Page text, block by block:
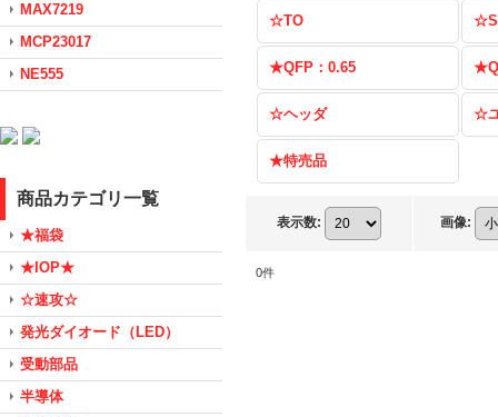
MAX7219
MCP23017
NE555
商品カテゴリ一覧
★福袋
★IOP★
☆速攻☆
発光ダイオード（LED）
受動部品
半導体
☆TO
★QFP：0.65
☆ヘッダ ☆
★特売品
表示数: 画像:
0件